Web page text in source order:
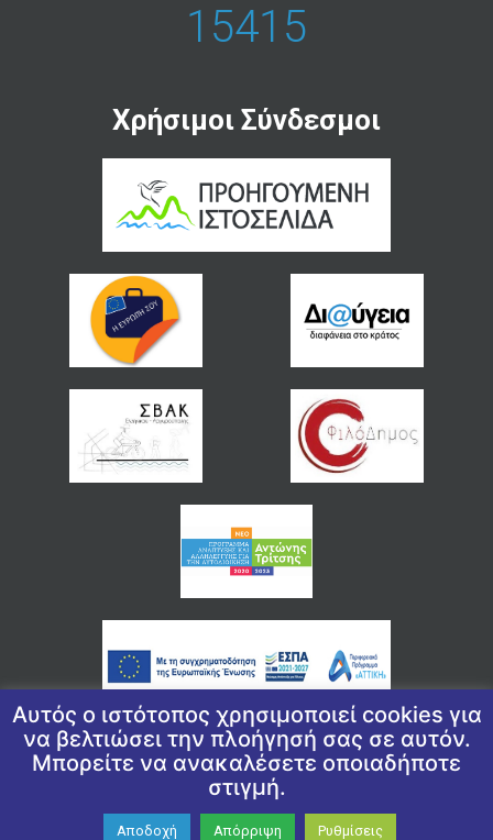
15415
Χρήσιμοι Σύνδεσμοι
© 2026 COPYRIGHT ΔΗΜΟΣ ΕΛΛΗΝΙΚΟΥ ΑΡΓΥΡΟΥΠΟΛΗΣ
ΠΟΛΙΤΙΚΉ ΠΡΟΣΤΑΣΊΑΣ ΠΡΟΣΩΠΙΚΏΝ
ΔΕΔΟΜΈΝΩΝ|ΔΉΛΩΣΗ ΠΡΟΣΒΑΣΙΜΌΤΗΤΑΣ
Αυτός ο ιστότοπος χρησιμοποιεί cookies για
να βελτιώσει την πλοήγησή σας σε αυτόν.
Μπορείτε να ανακαλέσετε οποιαδήποτε
στιγμή.
Αποδοχή Απόρριψη Ρυθμίσεις